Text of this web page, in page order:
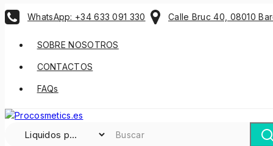
WhatsApp: +34 633 091 330 Calle Bruc 40, 08010
SOBRE NOSOTROS
CONTACTOS
FAQs